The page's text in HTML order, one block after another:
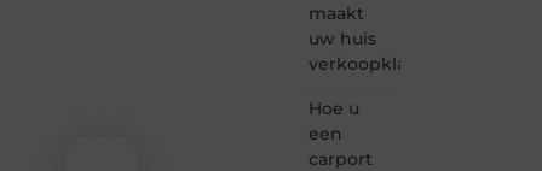
maakt
uw huis
verkoopklaar
Hoe u
een
carport